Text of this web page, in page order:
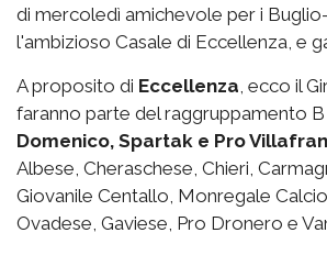
di mercoledì amichevole per i
l'ambizioso Casale di Eccellenza, e
A proposito di Eccellenza, ecco il
faranno parte del raggruppamento
Domenico, Spartak e Pro
Albese, Cheraschese, Chieri,
Giovanile Centallo, Monregale
Ovadese, Gaviese, Pro Dronero e